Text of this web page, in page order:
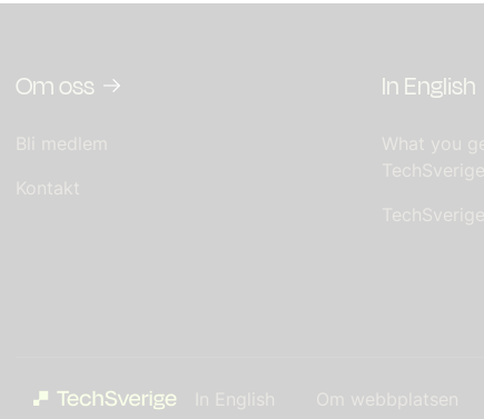
Om oss
Bli medlem
Kontakt
In English
What you
TechSverige
In English Om webbplatsen